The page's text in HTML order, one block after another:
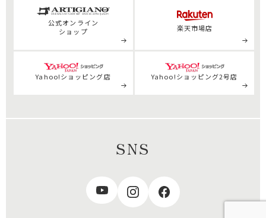
公式オンライン
ショップ
楽天市場店
Yahoo!ショッピング店 Yahoo!ショッピング2号店
SNS